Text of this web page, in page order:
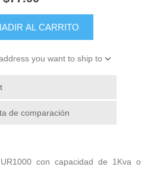
AL CARRITO
you want to ship to
de comparación
con capacidad de 1Kva o